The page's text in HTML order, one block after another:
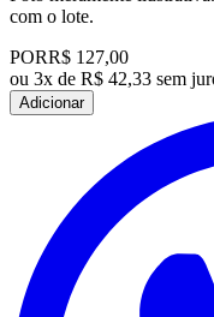
com o lote.
PORR$ 127,00
ou 3x de R$ 42,33 sem
Adicionar